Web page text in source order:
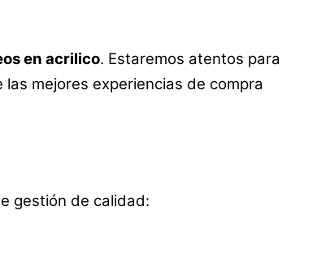
en acrilico. Estaremos atentos para
mejores experiencias de compra
gestión de calidad: